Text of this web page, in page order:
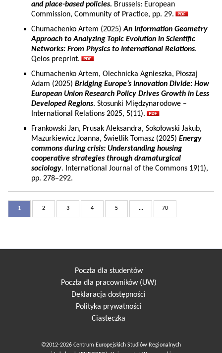
and place-based policies. Brussels: European
Commission, Community of Practice, pp. 29.
Chumachenko Artem (2025)An Information Geometry
Approach to Analyzing Topic Evolution in Scientific
Networks: From Physics to International Relations.
Qeios preprint.
Chumachenko Artem, Olechnicka Agnieszka, Płoszaj
Adam (2025) Bridging Europe’s Innovation Divide: How
European Union Research Policy Drives Growth in Less
Developed Regions. Stosunki Międzynarodowe –
International Relations 2025, 5(11).
Frankowski Jan, Prusak Aleksandra, Sokołowski Jakub,
Mazurkiewicz Joanna, Świetlik Tomasz (2025) Energy
commons during crisis: Understanding housing
cooperative strategies through dramaturgical
sociology. International Journal of the Commons 19(1),
pp. 278–292.
1 2 3 4 5 ... 70
Poczta dla studentów
Poczta dla pracowników (UW)
Deklaracja dostępności
Polityka prywatności
Ciasteczka
©2012-2026 Centrum Europejskich Studiów Regionalnych